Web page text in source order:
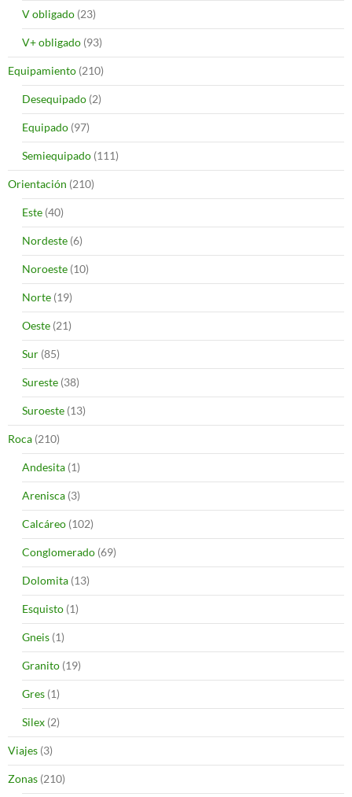
V obligado (23)
V+ obligado (93)
Equipamiento (210)
Desequipado (2)
Equipado (97)
Semiequipado (111)
Orientación (210)
Este (40)
Nordeste (6)
Noroeste (10)
Norte (19)
Oeste (21)
Sur (85)
Sureste (38)
Suroeste (13)
Roca (210)
Andesita (1)
Arenisca (3)
Calcáreo (102)
Conglomerado (69)
Dolomita (13)
Esquisto (1)
Gneis (1)
Granito (19)
Gres (1)
Silex (2)
Viajes (3)
Zonas (210)